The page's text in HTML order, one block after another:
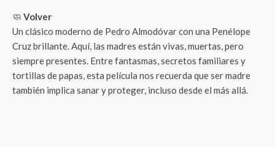
🧼 Volver
Un clásico moderno de Pedro Almodóvar con una Penélope
Cruz brillante. Aquí, las madres están vivas, muertas, pero
siempre presentes. Entre fantasmas, secretos familiares y
tortillas de papas, esta película nos recuerda que ser madre
también implica sanar y proteger, incluso desde el más allá.